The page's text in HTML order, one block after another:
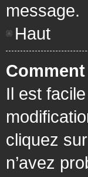
message.
Haut
Il est
cliquez
n’avez